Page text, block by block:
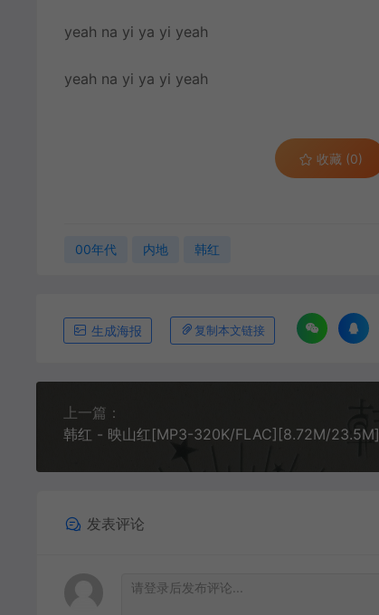
yeah na yi ya yi yeah
yeah na yi ya yi yeah
收藏 (0)
00年代 内地 韩红
生成海报 复制本文链接
上一篇：
韩红 - 映山红[MP3-320K/FLAC][8.72M/23.5M]
发表评论